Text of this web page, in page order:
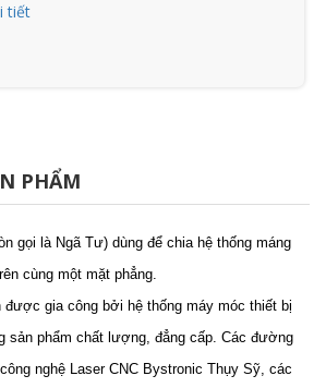
tiết
điện điều khiển và bảo vệ động cơ
PHẨM
gọi là Ngã Tư) dùng để chia hệ thống máng
cùng một mặt phẳng.
được gia công bởi hệ thống máy móc thiết bị
sản phẩm chất lượng, đẳng cấp. Các đường
nghệ Laser CNC Bystronic Thụy Sỹ, các